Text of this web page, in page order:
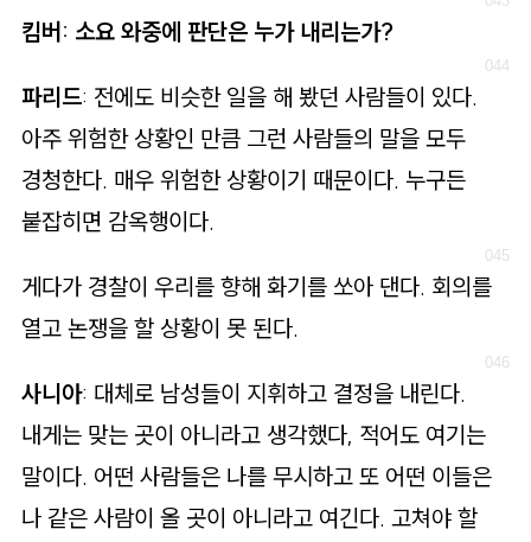
킴버: 소요 와중에 판단은 누가 내리는가?
파리드: 전에도 비슷한 일을 해 봤던 사람들이 있다.
아주 위험한 상황인 만큼 그런 사람들의 말을 모두
경청한다. 매우 위험한 상황이기 때문이다. 누구든
붙잡히면 감옥행이다.
게다가 경찰이 우리를 향해 화기를 쏘아 댄다. 회의를
열고 논쟁을 할 상황이 못 된다.
사니아: 대체로 남성들이 지휘하고 결정을 내린다.
내게는 맞는 곳이 아니라고 생각했다, 적어도 여기는
말이다. 어떤 사람들은 나를 무시하고 또 어떤 이들은
나 같은 사람이 올 곳이 아니라고 여긴다. 고쳐야 할